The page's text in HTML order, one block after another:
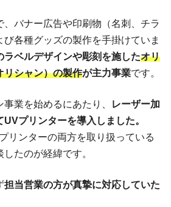
バナー広告や印刷物（名刺、チラ
び各種グッズの製作を手掛けていま
ラベルデザインや彫刻を施したオリ
リシャン）の製作が主力事業です。
業を始めるにあたり、
レーザー加
プリンターを導入しました。
リンターの両方を取り扱っている
たのが経緯です。
担当営業の方が真摯に対応していた